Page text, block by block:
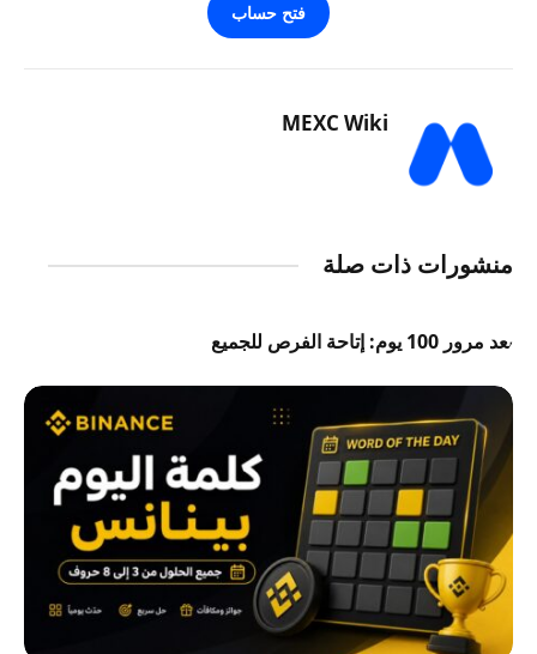
فتح حساب
MEXC Wiki
منشورات ذات صلة
بعد مرور 100 يوم: إتاحة الفرص للجميع